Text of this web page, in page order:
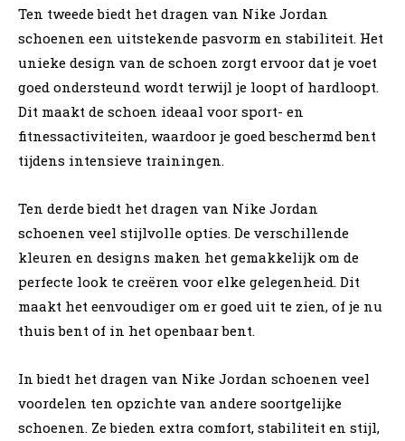
Ten tweede biedt het dragen van Nike Jordan
schoenen een uitstekende pasvorm en stabiliteit. Het
unieke design van de schoen zorgt ervoor dat je voet
goed ondersteund wordt terwijl je loopt of hardloopt.
Dit maakt de schoen ideaal voor sport- en
fitnessactiviteiten, waardoor je goed beschermd bent
tijdens intensieve trainingen.
Ten derde biedt het dragen van Nike Jordan
schoenen veel stijlvolle opties. De verschillende
kleuren en designs maken het gemakkelijk om de
perfecte look te creëren voor elke gelegenheid. Dit
maakt het eenvoudiger om er goed uit te zien, of je nu
thuis bent of in het openbaar bent.
In biedt het dragen van Nike Jordan schoenen veel
voordelen ten opzichte van andere soortgelijke
schoenen. Ze bieden extra comfort, stabiliteit en stijl,